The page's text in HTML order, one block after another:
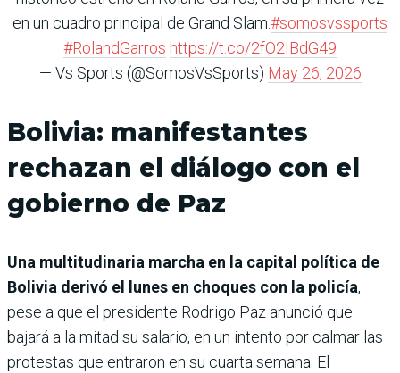
en un cuadro principal de Grand Slam.#somosvssports
#RolandGarros https://t.co/2fO2IBdG49
— Vs Sports (@SomosVsSports) May 26, 2026
Bolivia: manifestantes
rechazan el diálogo con el
gobierno de Paz
Una multitudinaria marcha en la capital política de
Bolivia derivó el lunes en choques con la policía,
pese a que el presidente Rodrigo Paz anunció que
bajará a la mitad su salario, en un intento por calmar las
protestas que entraron en su cuarta semana. El